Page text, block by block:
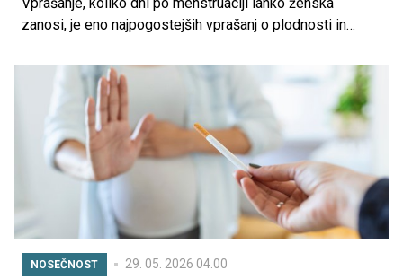
zanosi, je eno najpogostejših vprašanj o plodnosti in
odvisen od dolžine cikla, časa ovulacije in individualnih
značilnosti vsake ženske. Kljub temu velja pomembno
pravilo: zanositev je možna že nekaj dni po koncu
menstruacije.
NOSEČNOST 29. 05. 2026 04.00